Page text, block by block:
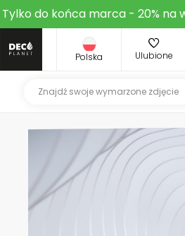
Tylko do końca marca - 20%
Polska Ulubione